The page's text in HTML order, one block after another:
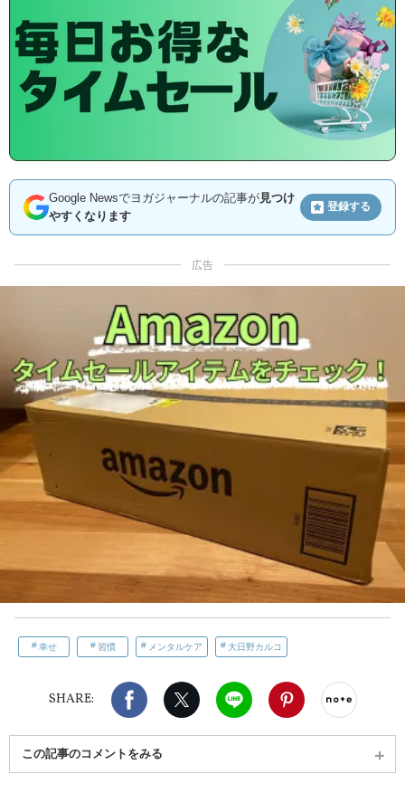
Google Newsでヨガジャーナルの記事が見つけ
やすくなります
登録する
広告
幸せ 習慣 メンタルケア 大日野カルコ
SHARE:
Facebook X（旧twitter）
LINE Pinterest
この記事のコメントをみる